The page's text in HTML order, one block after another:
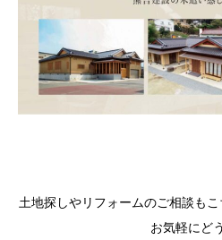
土地探しやリフォームのご相談も
お気軽にど